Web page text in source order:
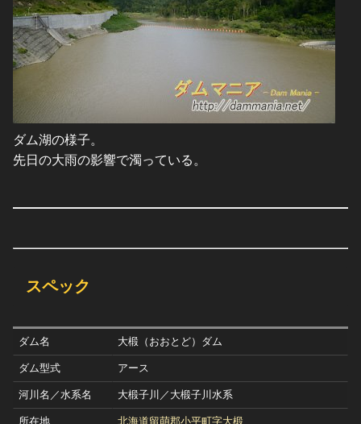
ダム湖の様子。
先日の大雨の影響で濁っている。
スペック
ダム名 大椴（おおとど）ダム
ダム型式 アース
河川名／水系名 大椴子川／大椴子川水系
所在地 北海道留萌郡小平町字大椴